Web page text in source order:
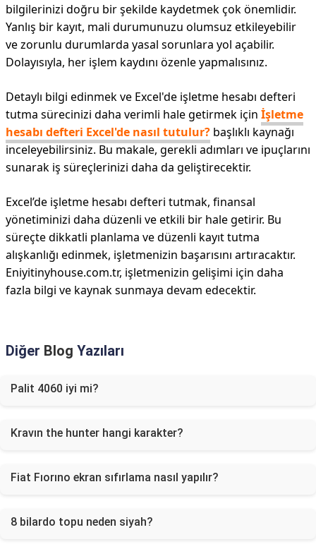
bilgilerinizi doğru bir şekilde kaydetmek çok önemlidir.
Yanlış bir kayıt, mali durumunuzu olumsuz etkileyebilir
ve zorunlu durumlarda yasal sorunlara yol açabilir.
Dolayısıyla, her işlem kaydını özenle yapmalısınız.
Detaylı bilgi edinmek ve Excel'de işletme hesabı defteri
tutma sürecinizi daha verimli hale getirmek için İşletme
hesabı defteri Excel'de nasıl tutulur? başlıklı kaynağı
inceleyebilirsiniz. Bu makale, gerekli adımları ve ipuçlarını
sunarak iş süreçlerinizi daha da geliştirecektir.
Excel’de işletme hesabı defteri tutmak, finansal
yönetiminizi daha düzenli ve etkili bir hale getirir. Bu
süreçte dikkatli planlama ve düzenli kayıt tutma
alışkanlığı edinmek, işletmenizin başarısını artıracaktır.
Eniyitinyhouse.com.tr, işletmenizin gelişimi için daha
fazla bilgi ve kaynak sunmaya devam edecektir.
Diğer Blog Yazıları
Palit 4060 iyi mi?
Kravın the hunter hangi karakter?
Fiat Fıorıno ekran sıfırlama nasıl yapılır?
8 bilardo topu neden siyah?